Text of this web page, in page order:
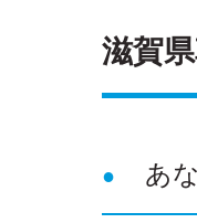
滋賀
あ